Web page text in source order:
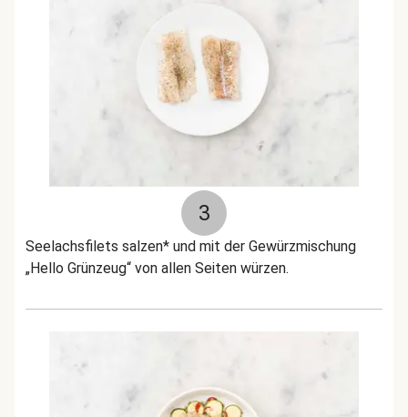
3
Seelachsfilets salzen* und mit der Gewürzmischung
„Hello Grünzeug“ von allen Seiten würzen.